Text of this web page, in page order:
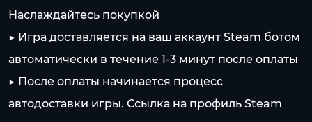
Наслаждайтесь покупкой
▶️ Игра доставляется на ваш аккаунт Steam ботом
автоматически в течение 1-3 минут после оплаты
▶️ После оплаты начинается процесс
автодоставки игры. Ссылка на профиль Steam